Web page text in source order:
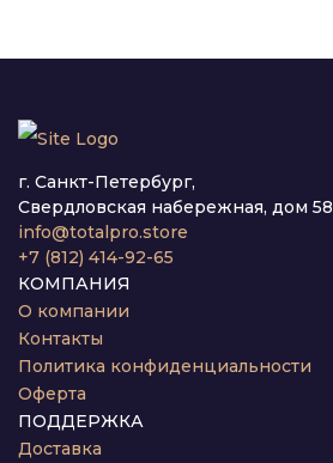
г. Санкт-Петербург,
Свердловская набережная, дом 58
info@totalpro.store
+7 (812) 414-92-65
КОМПАНИЯ
О компании
Контакты
Политика конфиденциальности
Оферта
ПОДДЕРЖКА
Доставка